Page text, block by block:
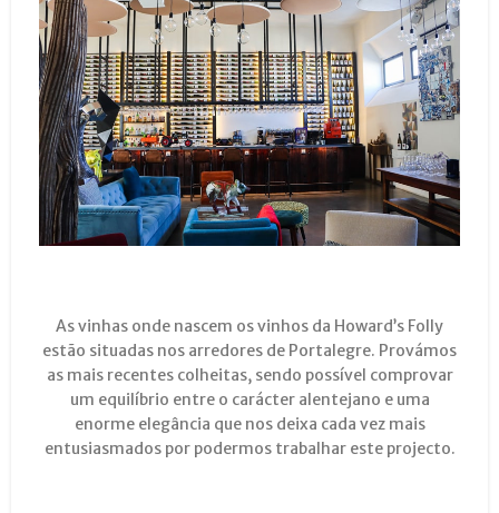
As vinhas onde nascem os vinhos da Howard’s Folly
estão situadas nos arredores de Portalegre. Provámos
as mais recentes colheitas, sendo possível comprovar
um equilíbrio entre o carácter alentejano e uma
enorme elegância que nos deixa cada vez mais
entusiasmados por podermos trabalhar este projecto.